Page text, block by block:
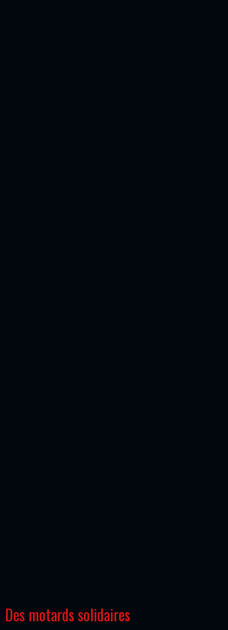
Des motards solidaires